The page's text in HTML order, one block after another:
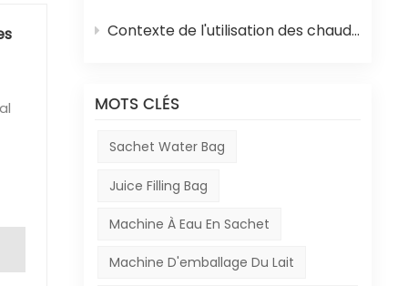
Contexte de l'utilisation des chaudières à mazout en Afrique et de leur rôle dans la production de boissons
MOTS CLÉS
Sachet Water Bag
Juice Filling Bag
Machine À Eau En Sachet
Machine D'emballage Du Lait